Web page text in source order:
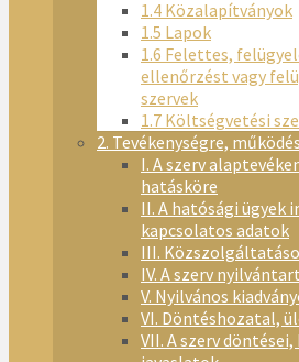
1.4 Közalapítványok
1.5 Lapok
1.6 Felettes,
ellenőrzést vagy
szervek
1.7 Költségvetési
2. Tevékenységre,
I. A szerv
hatásköre
II. A hatósági ügyek
kapcsolatos adatok
III.
IV. A szerv
V. Nyilvános
VI. Döntéshozatal,
VII. A szerv